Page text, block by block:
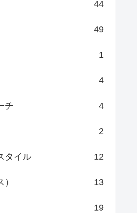
44
49
1
4
チ 4
2
タイル 12
13
19